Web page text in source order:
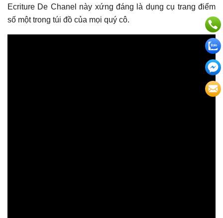
Ecriture De Chanel này xứng đáng là dụng cụ trang điểm
số một trong túi đồ của mọi quý cô.